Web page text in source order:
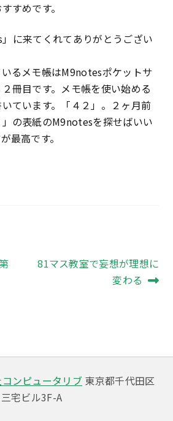
すめです。
に来てくれてありがとうござい
るメモ帳はM9notesポケットサ
冊目です。メモ帳を使い始める
ています。「４２」。２ヶ月前
の表紙のM9notesを探せばいい
最高です。
次
81マス教室で妄想が理想に
変わる
ンピュータリブ 東京都千代田区
宅ビル3F-A